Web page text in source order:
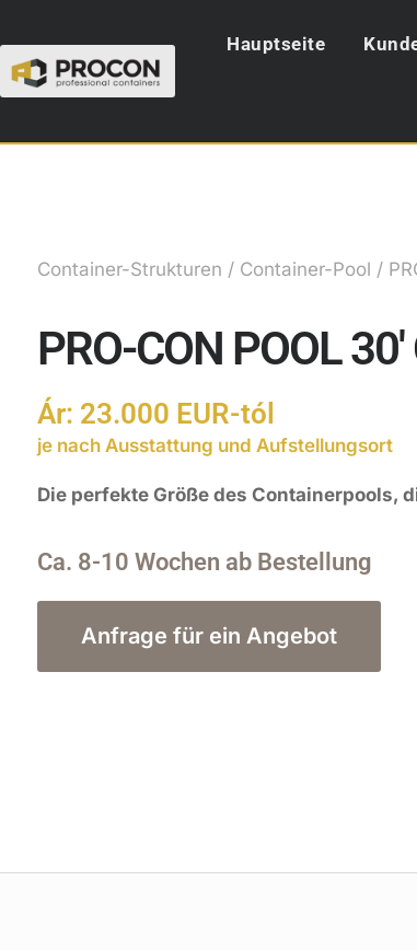
Hauptseite
Container-Strukturen / Container-Pool /
PRO-CON POOL
Ár: 23.000 EUR-tól
je nach Ausstattung und Aufstellungsort
Die perfekte Größe des Containerpools,
Ca. 8-10 Wochen ab Bestellung
Anfrage für ein Angebot